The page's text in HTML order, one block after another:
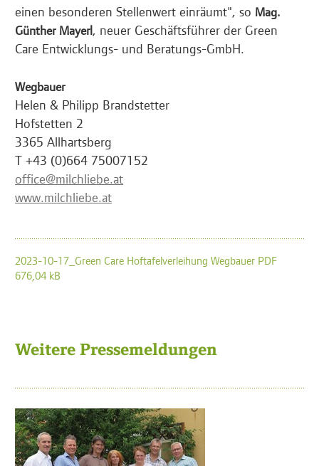
einen besonderen Stellenwert einräumt", so Mag.
Günther Mayerl, neuer Geschäftsführer der Green
Care Entwicklungs- und Beratungs-GmbH.
Wegbauer
Helen & Philipp Brandstetter
Hofstetten 2
3365 Allhartsberg
T +43 (0)664 75007152
office@milchliebe.at
www.milchliebe.at
2023-10-17_Green Care Hoftafelverleihung Wegbauer PDF
676,04 kB
Weitere Pressemeldungen